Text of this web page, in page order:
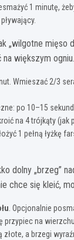
1 minutę,
„wilgotne mięso
większym ogniu.
Wmieszać 2/3
po 10–15
na 4 trójkąty (jak
1 pełną łyżkę
dolny „brzeg”
chce się kleić,
. Opcjonalnie
przypiec na
złote, a brzegi